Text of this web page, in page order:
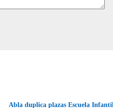
Abla duplica plazas Escuela Infantil